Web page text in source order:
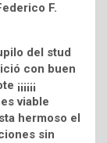
F.
del stud
con buen
viable
hermoso el
sin